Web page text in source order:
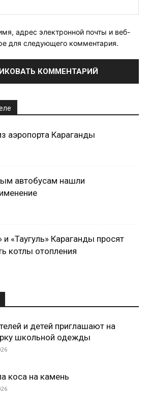
адрес электронной почты и веб-
для следующего комментария.
аэропорта Караганды
автобусам нашли
и «Таугуль» Караганды просят
котлы отопления
и детей приглашают на
школьной одежды
коса на камень